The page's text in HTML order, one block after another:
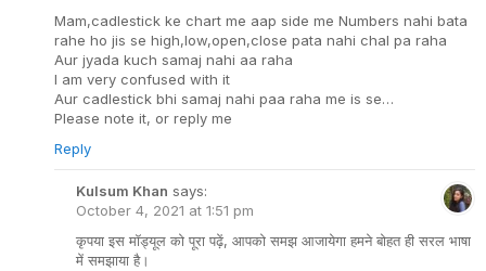
Mam,cadlestick ke chart me aap side me Numbers nahi bata
rahe ho jis se high,low,open,close pata nahi chal pa raha
Aur jyada kuch samaj nahi aa raha
I am very confused with it
Aur cadlestick bhi samaj nahi paa raha me is se…
Please note it, or reply me
Reply
Kulsum Khan says:
October 4, 2021 at 1:51 pm
कृपया इस मॉड्यूल को पूरा पढ़ें, आपको समझ आजायेगा हमने बोहत ही सरल भाषा
में समझाया है।